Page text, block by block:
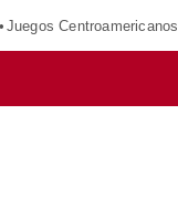
Juegos Centroamericanos